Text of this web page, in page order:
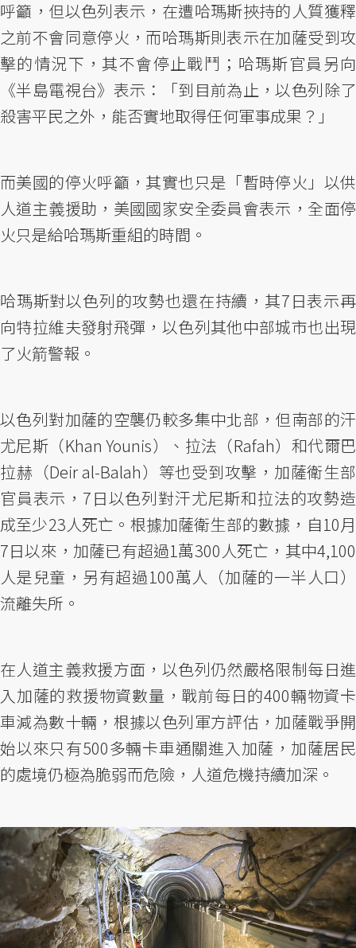
呼籲，但以色列表示，在遭哈瑪斯挾持的人質獲釋
之前不會同意停火，而哈瑪斯則表示在加薩受到攻
擊的情況下，其不會停止戰鬥；哈瑪斯官員另向
《半島電視台》表示：「到目前為止，以色列除了
殺害平民之外，能否實地取得任何軍事成果？」
而美國的停火呼籲，其實也只是「暫時停火」以供
人道主義援助，美國國家安全委員會表示，全面停
火只是給哈瑪斯重組的時間。
哈瑪斯對以色列的攻勢也還在持續，其7日表示再
向特拉維夫發射飛彈，以色列其他中部城市也出現
了火箭警報。
以色列對加薩的空襲仍較多集中北部，但南部的汗
尤尼斯（Khan Younis）、拉法（Rafah）和代爾巴
拉赫（Deir al-Balah）等也受到攻擊，加薩衛生部
官員表示，7日以色列對汗尤尼斯和拉法的攻勢造
成至少23人死亡。根據加薩衛生部的數據，自10月
7日以來，加薩已有超過1萬300人死亡，其中4,100
人是兒童，另有超過100萬人（加薩的一半人口）
流離失所。
在人道主義救援方面，以色列仍然嚴格限制每日進
入加薩的救援物資數量，戰前每日的400輛物資卡
車減為數十輛，根據以色列軍方評估，加薩戰爭開
始以來只有500多輛卡車通關進入加薩，加薩居民
的處境仍極為脆弱而危險，人道危機持續加深。